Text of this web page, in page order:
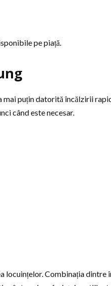
pe piață.
puțin datorită încălzirii
când este necesar.
locuințelor. Combinația dintre